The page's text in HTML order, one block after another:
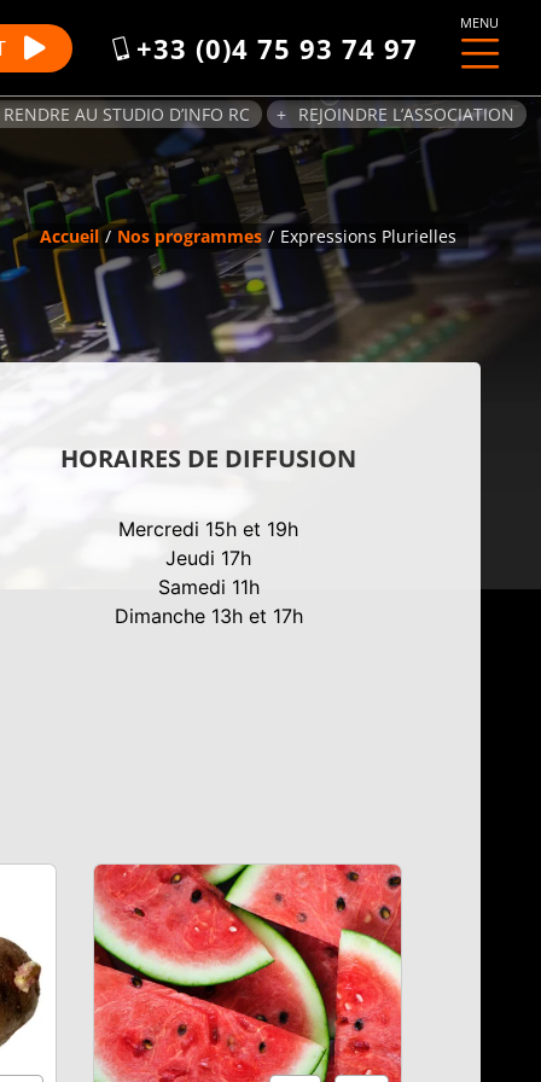
+33 (0)4 75 93 74 97
MENU
RENDRE AU STUDIO D’INFO RC REJOINDRE L’ASSOCIATION
Accueil Nos programmes Expressions Plurielles
HORAIRES DE DIFFUSION
Mercredi 15h et 19h
Jeudi 17h
Samedi 11h
Dimanche 13h et 17h